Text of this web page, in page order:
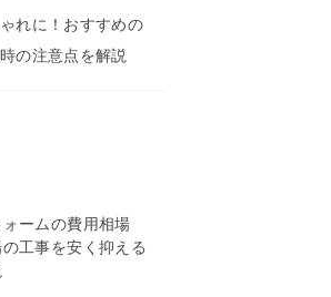
れに！おすすめの
の注意点を解説
ームの費用相場
工事を安く抑える